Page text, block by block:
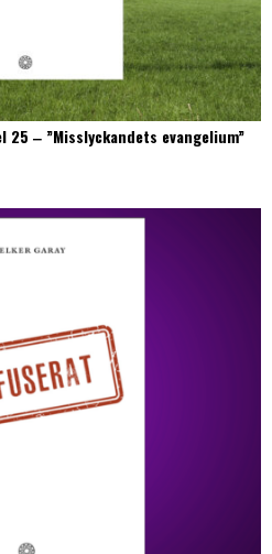
25 ‒ ”Misslyckandets evangelium”